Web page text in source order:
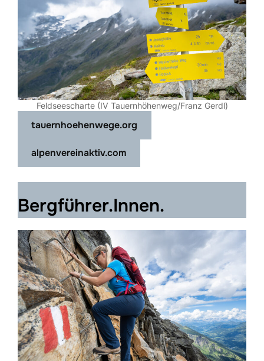
Feldseescharte (IV Tauernhöhenweg/Franz Gerdl)
tauernhoehenwege.org
alpenvereinaktiv.com
Bergführer.Innen.